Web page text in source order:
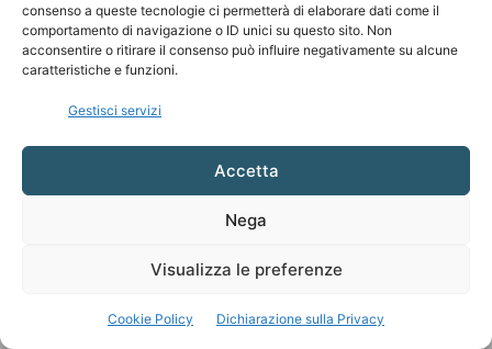
consenso a queste tecnologie ci permetterà di elaborare dati come il
comportamento di navigazione o ID unici su questo sito. Non
acconsentire o ritirare il consenso può influire negativamente su alcune
caratteristiche e funzioni.
Gestisci servizi
Accetta
Nega
Visualizza le preferenze
Cookie Policy Dichiarazione sulla Privacy